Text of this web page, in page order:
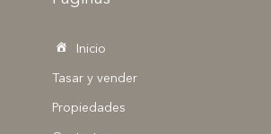
Inicio
Tasar y vender
Propiedades